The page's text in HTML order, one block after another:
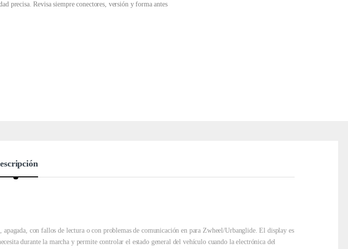
precisa. Revisa siempre conectores, versión y forma antes
con fallos de lectura o con problemas de comunicación en para Zwheel/Urbanglide. El display es
durante la marcha y permite controlar el estado general del vehículo cuando la electrónica del